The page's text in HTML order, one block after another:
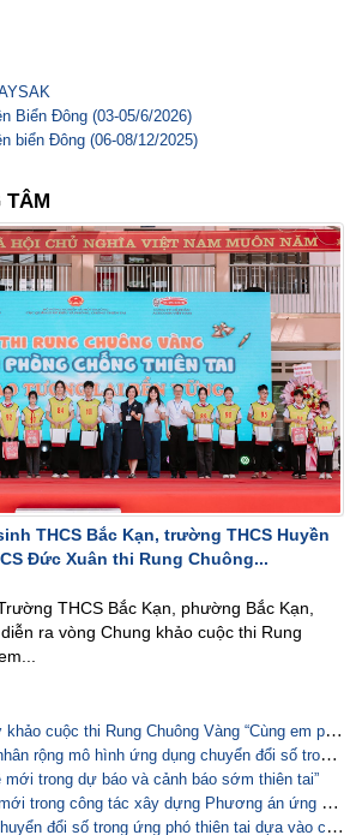
Biển Đông (03-05/6/2026)
biển Đông (06-08/12/2025)
TÂM
THCS Bắc Kạn, trường THCS Huyền
Đức Xuân thi Rung Chuông...
THCS Bắc Kạn, phường Bắc Kạn,
ra vòng Chung khảo cuộc thi Rung
Tổ chức vòng thi sơ khảo cuộc thi Rung Chuông Vàng “Cùng em phòng, chống thiên tai - Kiến tạo tương...
Khảo sát, đánh giá nhân rộng mô hình ứng dụng chuyển đổi số trong cảnh báo sớm, ứng phó thiên tai...
mới trong dự báo và cảnh báo sớm thiên tai”
Thái Nguyên: Điểm mới trong công tác xây dựng Phương án ứng phó thiên tai theo hướng hiện đại và...
Mô hình ứng dụng chuyển đổi số trong ứng phó thiên tai dựa vào cộng đồng và sơ tán người dân có...